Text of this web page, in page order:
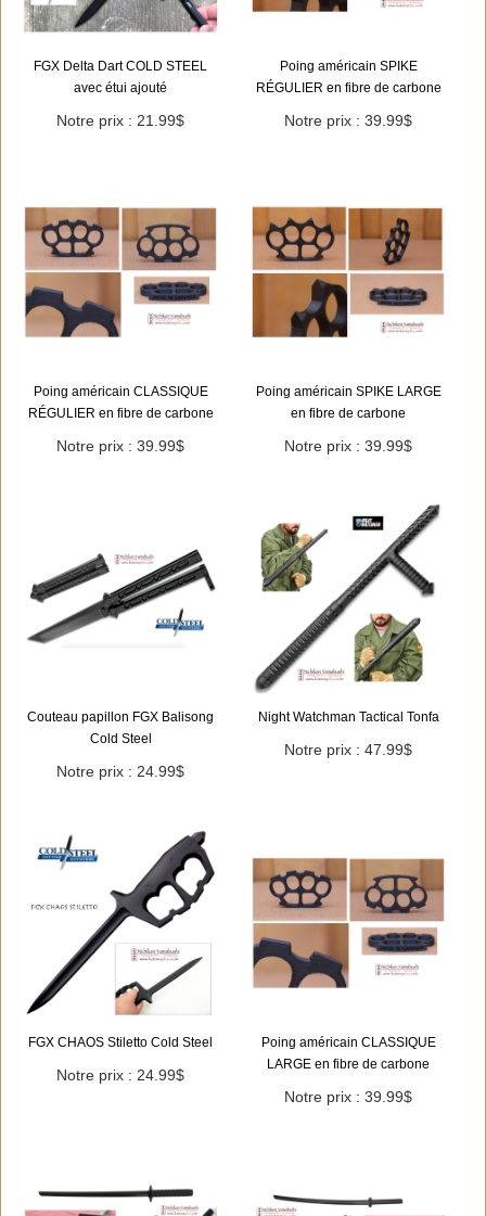
FGX Delta Dart COLD STEEL
avec étui ajouté
Notre prix : 21.99$
Poing américain SPIKE
RÉGULIER en fibre de carbone
Notre prix : 39.99$
Poing américain CLASSIQUE
RÉGULIER en fibre de carbone
Notre prix : 39.99$
Poing américain SPIKE LARGE
en fibre de carbone
Notre prix : 39.99$
Couteau papillon FGX Balisong
Cold Steel
Notre prix : 24.99$
Night Watchman Tactical Tonfa
Notre prix : 47.99$
FGX CHAOS Stiletto Cold Steel
Notre prix : 24.99$
Poing américain CLASSIQUE
LARGE en fibre de carbone
Notre prix : 39.99$